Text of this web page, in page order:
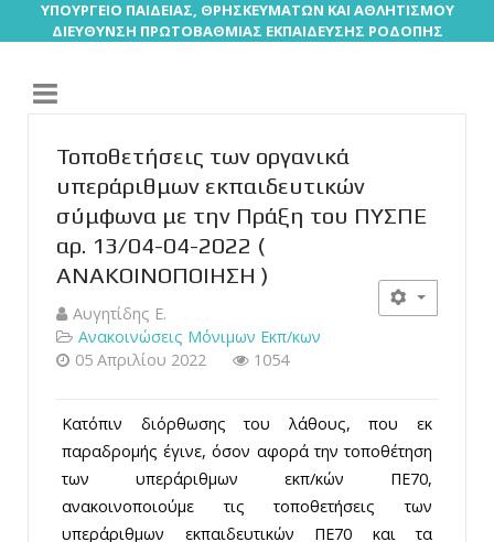
ΥΠΟΥΡΓΕΙΟ ΠΑΙΔΕΙΑΣ, ΘΡΗΣΚΕΥΜΑΤΩΝ ΚΑΙ ΑΘΛΗΤΙΣΜΟΥ
ΔΙΕΥΘΥΝΣΗ ΠΡΩΤΟΒΑΘΜΙΑΣ ΕΚΠΑΙΔΕΥΣΗΣ ΡΟΔΟΠΗΣ
Τοποθετήσεις των οργανικά
υπεράριθμων εκπαιδευτικών
σύμφωνα με την Πράξη του ΠΥΣΠΕ
αρ. 13/04-04-2022 (
ΑΝΑΚΟΙΝΟΠΟΙΗΣΗ )
Αυγητίδης Ε.
Ανακοινώσεις Μόνιμων Εκπ/κων
05 Απριλίου 2022
1054
Κατόπιν διόρθωσης του λάθους, που εκ
παραδρομής έγινε, όσον αφορά την τοποθέτηση
των υπεράριθμων εκπ/κών ΠΕ70,
ανακοινοποιούμε τις τοποθετήσεις των
υπεράριθμων εκπαιδευτικών ΠΕ70 και τα